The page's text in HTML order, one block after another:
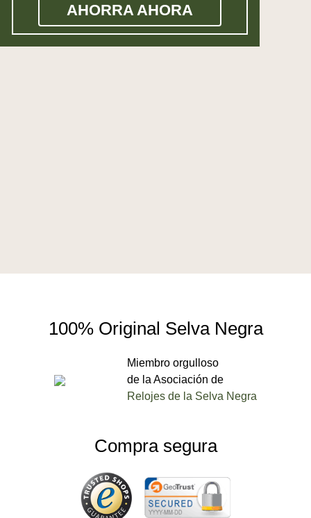
AHORRA AHORA
100% Original Selva Negra
Miembro orgulloso
de la Asociación de
Relojes de la Selva Negra
Compra segura